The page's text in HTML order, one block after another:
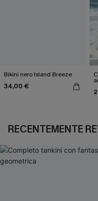
Bikini nero Island Breeze
34,00 €
RECENTEMENTE